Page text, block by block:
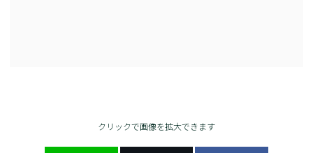
クリックで画像を拡大できます